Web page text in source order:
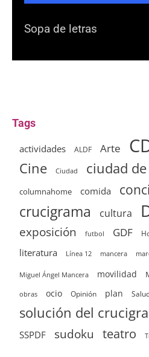
Sopa de letras
Tags
actividades ALDF Arte
Cine Ciudad ciudad
columnahome comida
crucigrama cultura
exposición futbol GDF
literatura Línea 12 mancera
Miguel Ángel Mancera movilidad
obras ocio Opinión plan
solución del
SSPDF sudoku teatro